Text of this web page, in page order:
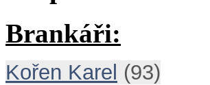
Brankáři:
Kořen Karel (93)